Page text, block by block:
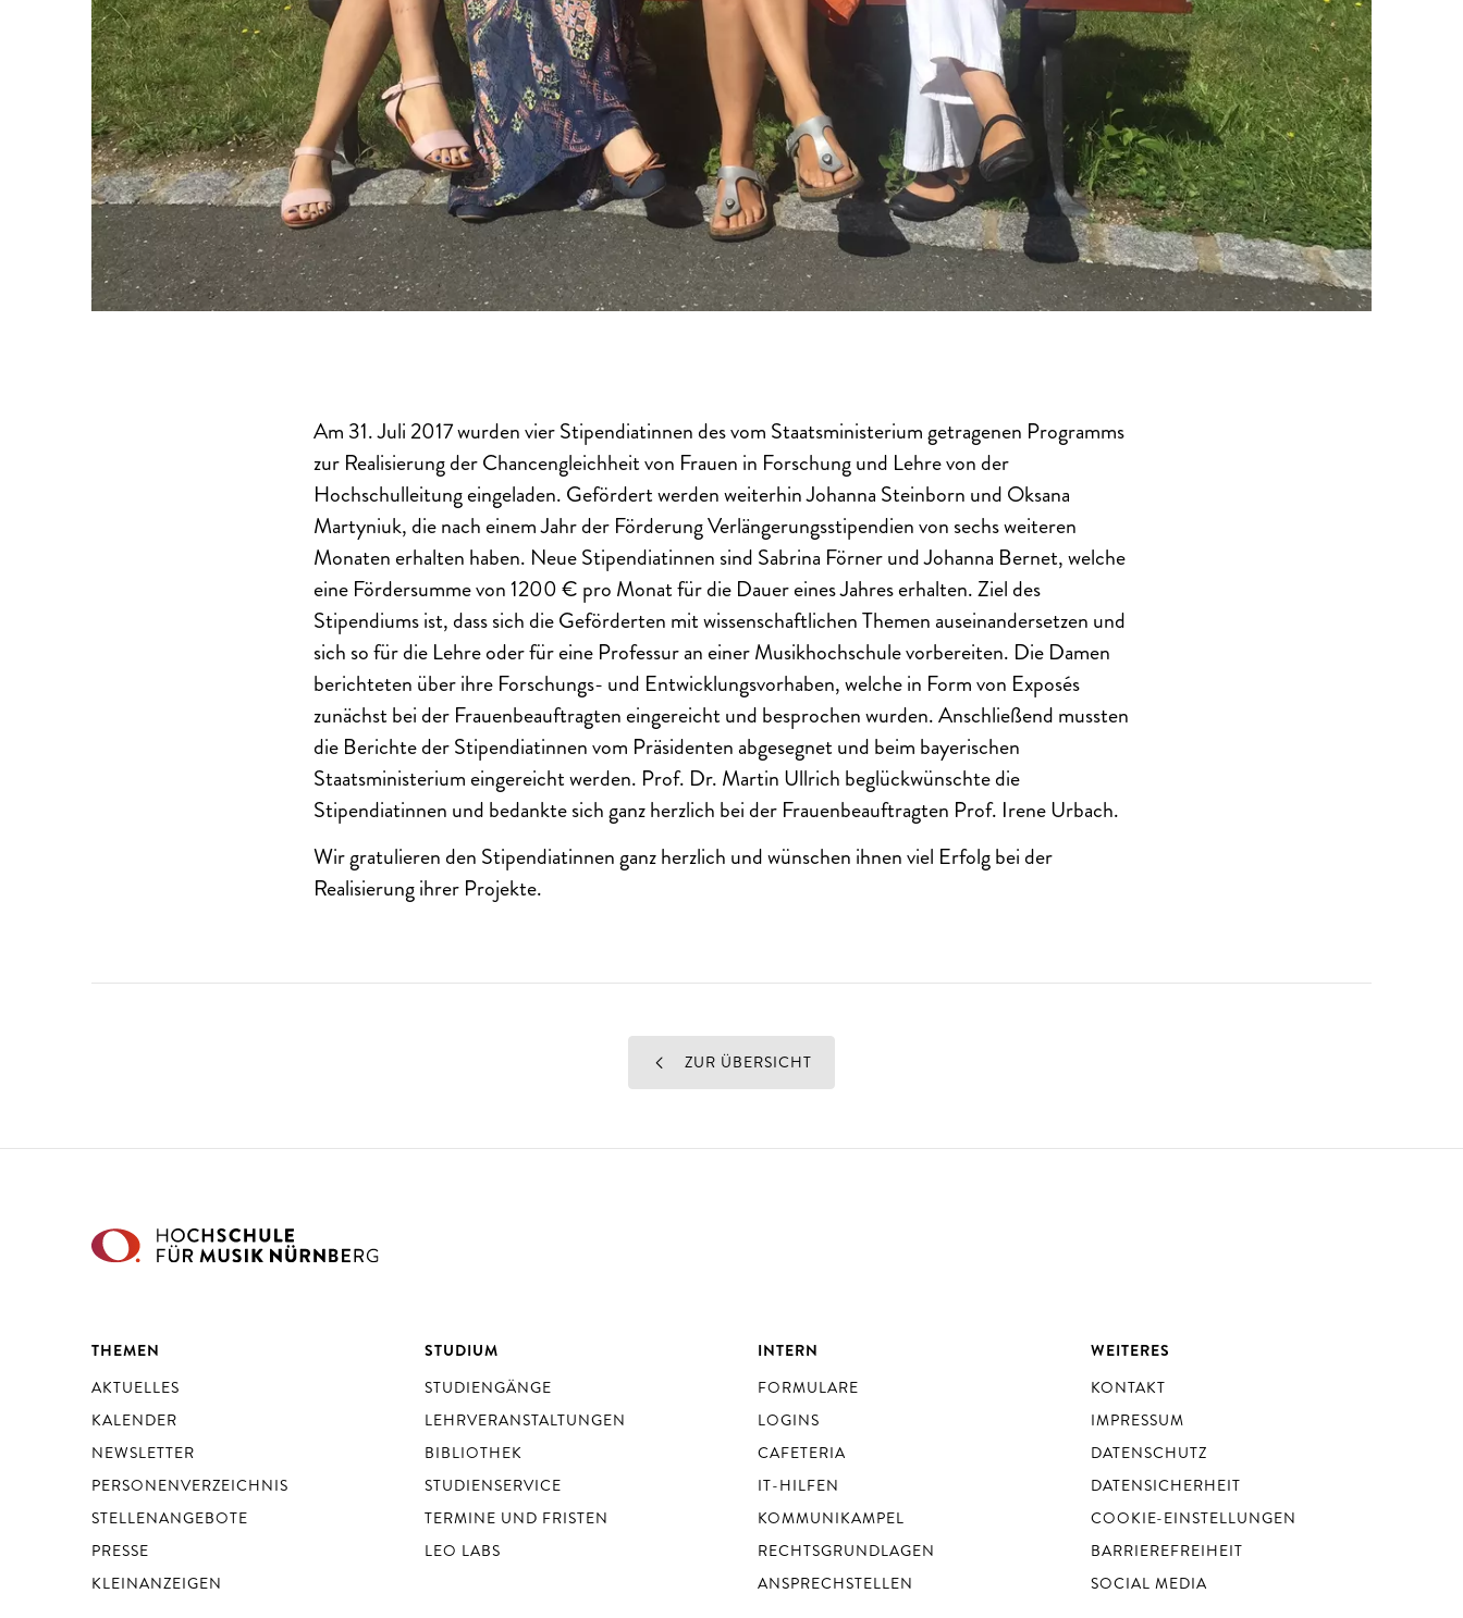
Am 31. Juli 2017 wurden vier Stipendiatinnen des vom Staatsministerium getragenen Programms
zur Realisierung der Chancengleichheit von Frauen in Forschung und Lehre von der
Hochschulleitung eingeladen. Gefördert werden weiterhin Johanna Steinborn und Oksana
Martyniuk, die nach einem Jahr der Förderung Verlängerungsstipendien von sechs weiteren
Monaten erhalten haben. Neue Stipendiatinnen sind Sabrina Förner und Johanna Bernet, welche
eine Fördersumme von 1200 € pro Monat für die Dauer eines Jahres erhalten. Ziel des
Stipendiums ist, dass sich die Geförderten mit wissenschaftlichen Themen auseinandersetzen und
sich so für die Lehre oder für eine Professur an einer Musikhochschule vorbereiten. Die Damen
berichteten über ihre Forschungs- und Entwicklungsvorhaben, welche in Form von Exposés
zunächst bei der Frauenbeauftragten eingereicht und besprochen wurden. Anschließend mussten
die Berichte der Stipendiatinnen vom Präsidenten abgesegnet und beim bayerischen
Staatsministerium eingereicht werden. Prof. Dr. Martin Ullrich beglückwünschte die
Stipendiatinnen und bedankte sich ganz herzlich bei der Frauenbeauftragten Prof. Irene Urbach.
Wir gratulieren den Stipendiatinnen ganz herzlich und wünschen ihnen viel Erfolg bei der
Realisierung ihrer Projekte.
ZUR ÜBERSICHT
THEMEN
AKTUELLES
KALENDER
NEWSLETTER
PERSONENVERZEICHNIS
STELLENANGEBOTE
PRESSE
KLEINANZEIGEN
STUDIUM
STUDIENGÄNGE
LEHRVERANSTALTUNGEN
BIBLIOTHEK
STUDIENSERVICE
TERMINE UND FRISTEN
LEO LABS
INTERN
FORMULARE
LOGINS
CAFETERIA
IT-HILFEN
KOMMUNIKAMPEL
RECHTSGRUNDLAGEN
ANSPRECHSTELLEN
WEITERES
KONTAKT
IMPRESSUM
DATENSCHUTZ
DATENSICHERHEIT
COOKIE-EINSTELLUNGEN
BARRIEREFREIHEIT
SOCIAL MEDIA